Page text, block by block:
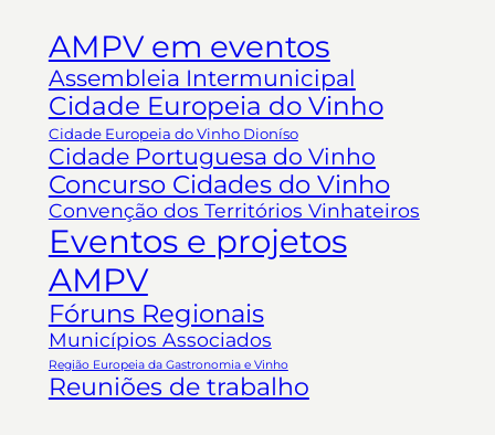
AMPV em eventos
Assembleia Intermunicipal
Cidade Europeia do Vinho
Cidade Europeia do Vinho Dioníso
Cidade Portuguesa do Vinho
Concurso Cidades do Vinho
Convenção dos Territórios Vinhateiros
Eventos e projetos
AMPV
Fóruns Regionais
Municípios Associados
Região Europeia da Gastronomia e Vinho
Reuniões de trabalho